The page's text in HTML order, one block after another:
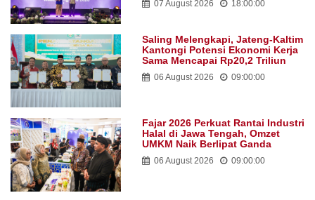
07 August 2026 18:00:00
Saling Melengkapi, Jateng-Kaltim
Kantongi Potensi Ekonomi Kerja
Sama Mencapai Rp20,2 Triliun
06 August 2026 09:00:00
Fajar 2026 Perkuat Rantai Industri
Halal di Jawa Tengah, Omzet
UMKM Naik Berlipat Ganda
06 August 2026 09:00:00